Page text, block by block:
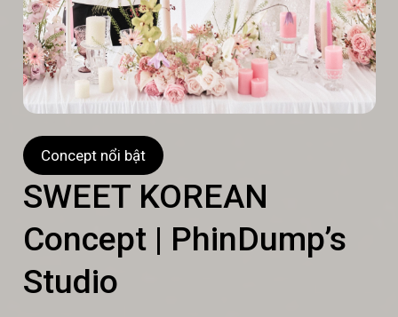
Concept nổi bật
SWEET KOREAN
Concept | PhinDump’s
Studio